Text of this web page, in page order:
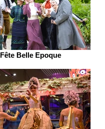
Fête Belle Epoque